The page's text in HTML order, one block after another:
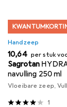
Handzeep
EUR
10,64 per stuk
Sagrotan
navulling 250 ml
Vloeibare zeep,
1